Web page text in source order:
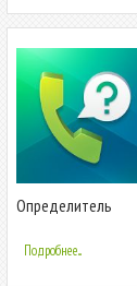
Определитель
Kaspersky Who Calls
Подробнее...